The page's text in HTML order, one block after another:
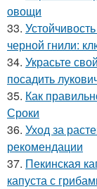
овощи
33.
черной гнили:
34. Украсьте
посадить
35. Как
Сроки
36. Уход за
рекомендации
37. Пекинская
капуста с